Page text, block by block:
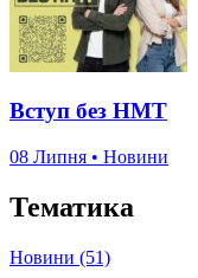
Вступ без НМТ
08 Липня • Новини
Тематика
Новини (51)